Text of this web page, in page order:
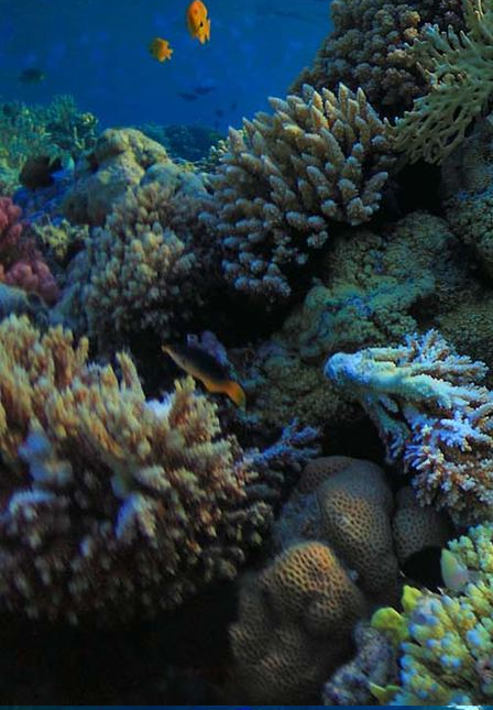
PHOTO-2026-06-14-18-57-23 2